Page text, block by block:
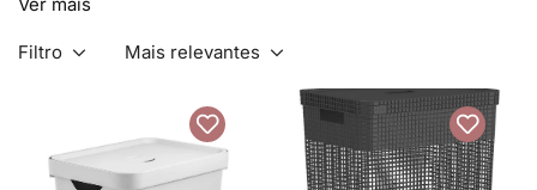
Filtro Mais relevantes